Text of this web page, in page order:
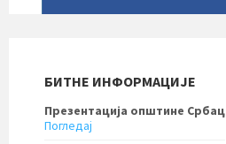
БИТНЕ ИНФОРМАЦИЈЕ
Презентација општине Србац
Погледај